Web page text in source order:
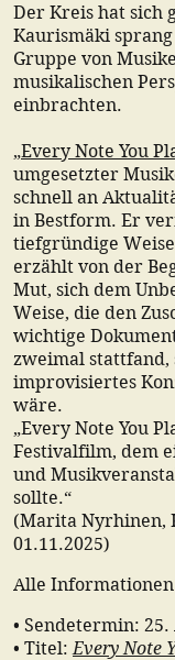
Der Kreis hat sich
Kaurismäki
Gruppe von
musikalischen
einbrachten.
„Every Note You
umgesetzter
schnell an
in Bestform. Er
tiefgründige
erzählt von der
Mut, sich dem
Weise, die den
wichtige
zweimal stattfand,
improvisiertes
wäre.
„Every Note You
Festivalfilm, dem
und
sollte.“
(Marita Nyrhinen,
01.11.2025)
Alle
• Sendetermin:
• Titel:Every Note